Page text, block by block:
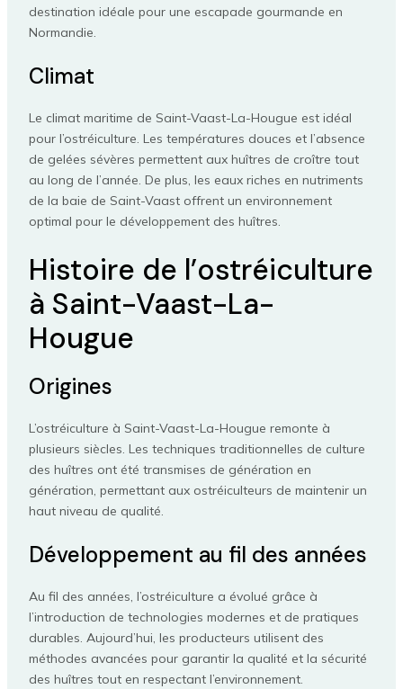
destination idéale pour une escapade gourmande en
Normandie.
Climat
Le climat maritime de Saint-Vaast-La-Hougue est idéal
pour l’ostréiculture. Les températures douces et l’absence
de gelées sévères permettent aux huîtres de croître tout
au long de l’année. De plus, les eaux riches en nutriments
de la baie de Saint-Vaast offrent un environnement
optimal pour le développement des huîtres.
Histoire de l’ostréiculture
à Saint-Vaast-La-
Hougue
Origines
L’ostréiculture à Saint-Vaast-La-Hougue remonte à
plusieurs siècles. Les techniques traditionnelles de culture
des huîtres ont été transmises de génération en
génération, permettant aux ostréiculteurs de maintenir un
haut niveau de qualité.
Développement au fil des années
Au fil des années, l’ostréiculture a évolué grâce à
l’introduction de technologies modernes et de pratiques
durables. Aujourd’hui, les producteurs utilisent des
méthodes avancées pour garantir la qualité et la sécurité
des huîtres tout en respectant l’environnement.